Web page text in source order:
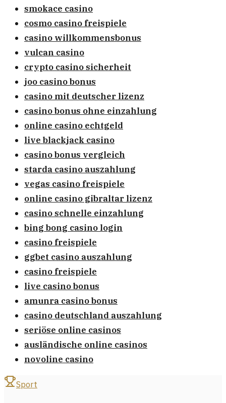
smokace casino
cosmo casino freispiele
casino willkommensbonus
vulcan casino
crypto casino sicherheit
joo casino bonus
casino mit deutscher lizenz
casino bonus ohne einzahlung
online casino echtgeld
live blackjack casino
casino bonus vergleich
starda casino auszahlung
vegas casino freispiele
online casino gibraltar lizenz
casino schnelle einzahlung
bing bong casino login
casino freispiele
ggbet casino auszahlung
casino freispiele
live casino bonus
amunra casino bonus
casino deutschland auszahlung
seriöse online casinos
ausländische online casinos
novoline casino
Sport